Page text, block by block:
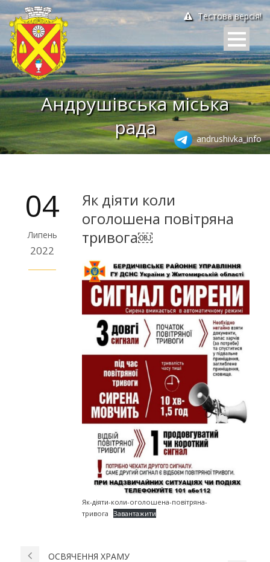
Тестова версія!
Андрушівська міська
рада
andrushivka_info
04
Липень
2022
Як діяти коли
оголошена повітряна
тривога￼
Як-діяти-коли-оголошена-повітряна-
тривога
Завантажити
ОСВЯЧЕННЯ ХРАМУ